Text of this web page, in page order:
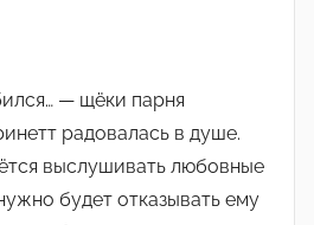
— щёки парня
радовалась в душе.
выслушивать любовные
будет отказывать ему